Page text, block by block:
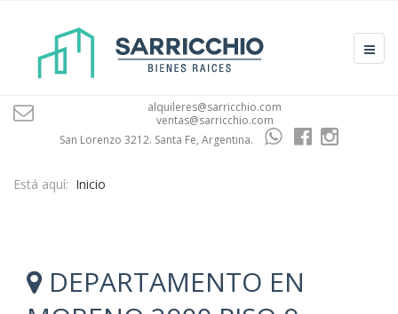
alquileres@sarricchio.com
ventas@sarricchio.com
San Lorenzo 3212. Santa Fe, Argentina.
Está aquí: Inicio
DEPARTAMENTO EN